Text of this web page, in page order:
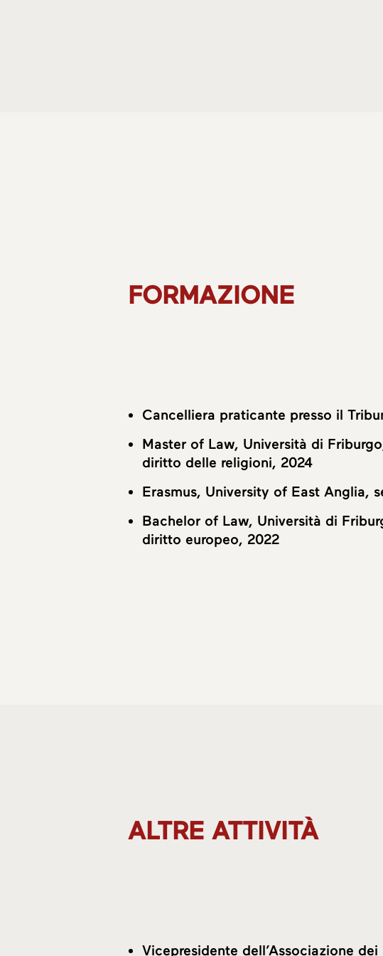
FORMAZIONE
Cancelliera praticante presso il
Master of Law, Università di
diritto delle religioni, 2024
Erasmus, University of East Anglia,
Bachelor of Law, Università di
diritto europeo, 2022
ALTRE ATTIVITÀ
Vicepresidente dell’Associazione